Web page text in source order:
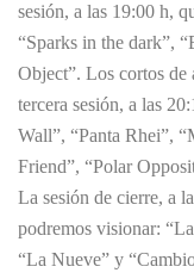
sesión, a las 19:00 h,
“Sparks in the dark”,
Object”. Los cortos de
tercera sesión, a las
Wall”, “Panta Rhei”,
Friend”, “Polar
La sesión de cierre, a
podremos visionar:
“La Nueve” y